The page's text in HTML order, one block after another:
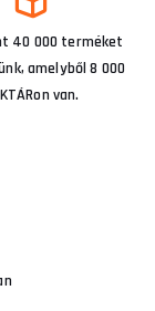
40 000 terméket
amelyből 8 000
van.